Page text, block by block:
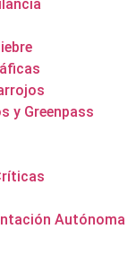
y Greenpass
Autónoma